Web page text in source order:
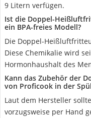
9 Litern verfügen.
Ist die Doppel-
ein BPA-freies Modell?
Die Doppel-
Diese Chemikalie wird
Hormonhaushalt des
Kann das Zubehör der
von Proficook in der
Laut dem Hersteller
vorzugsweise per Hand